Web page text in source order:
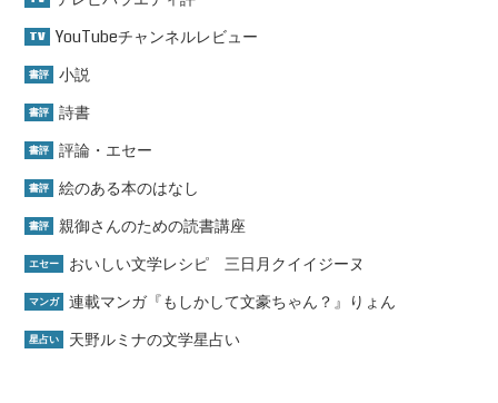
TV YouTubeチャンネルレビュー
書評 小説
書評 詩書
書評 評論・エセー
書評 絵のある本のはなし
書評 親御さんのための読書講座
エセー おいしい文学レシピ 三日月クイイジーヌ
マンガ 連載マンガ『もしかして文豪ちゃん？』りょん
星占い 天野ルミナの文学星占い